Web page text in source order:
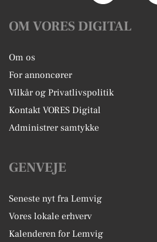
OM VORES DIGITAL
Om os
For annoncører
Vilkår og Privatlivspolitik
Kontakt VORES Digital
Administrer samtykke
GENVEJE
Seneste nyt fra Lemvig
Vores lokale erhverv
Kalenderen for Lemvig